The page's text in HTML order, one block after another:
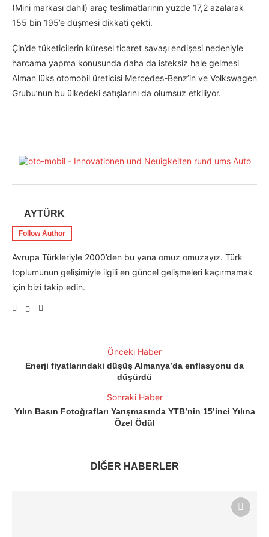
(Mini markası dahil) araç teslimatlarının yüzde 17,2 azalarak
155 bin 195’e düşmesi dikkati çekti.
Çin’de tüketicilerin küresel ticaret savaşı endişesi nedeniyle
harcama yapma konusunda daha da isteksiz hale gelmesi
Alman lüks otomobil üreticisi Mercedes-Benz’in ve Volkswagen
Grubu’nun bu ülkedeki satışlarını da olumsuz etkiliyor.
AYTÜRK
Follow Author
Avrupa Türkleriyle 2000’den bu yana omuz omuzayız. Türk
toplumunun gelişimiyle ilgili en güncel gelişmeleri kaçırmamak
için bizi takip edin.
Önceki Haber
Enerji fiyatlarındaki düşüş Almanya’da enflasyonu da
düşürdü
Sonraki Haber
Yılın Basın Fotoğrafları Yarışmasında YTB’nin 15’inci Yılına
Özel Ödül
DİĞER HABERLER